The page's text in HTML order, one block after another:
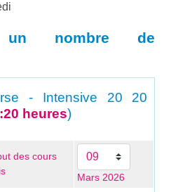
un nombre de
- Intensive 20 20
heures)
des cours
Mars 2026